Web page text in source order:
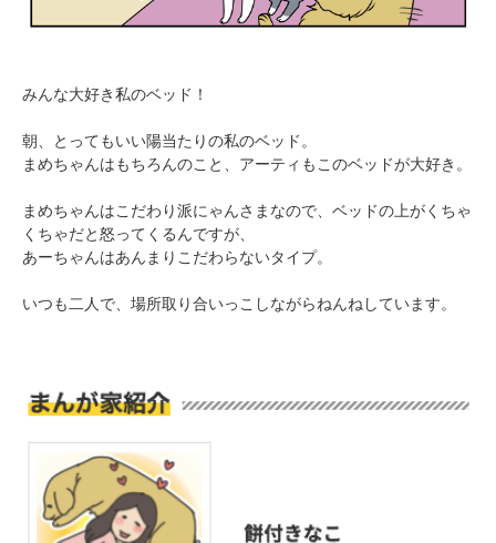
みんな大好き私のベッド！
朝、とってもいい陽当たりの私のベッド。
まめちゃんはもちろんのこと、アーティもこのベッドが大好き。
まめちゃんはこだわり派にゃんさまなので、ベッドの上がくちゃ
くちゃだと怒ってくるんですが、
あーちゃんはあんまりこだわらないタイプ。
いつも二人で、場所取り合いっこしながらねんねしています。
pecodogs
いぬ部をフォロー
アプリで開く